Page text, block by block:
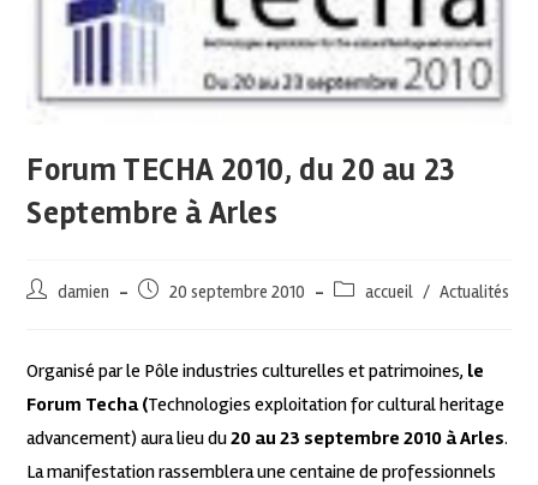
Forum TECHA 2010, du 20 au 23
Septembre à Arles
damien 20 septembre 2010 accueil / Actualités
Organisé par le Pôle industries culturelles et patrimoines, le
Forum Techa (Technologies exploitation for cultural heritage
advancement) aura lieu du20 au 23 septembre 2010 à Arles.
La manifestation rassemblera une centaine de professionnels